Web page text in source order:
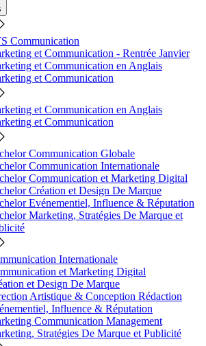
Communication
et Communication - Rentrée Janvier
et Communication en Anglais
et Communication
et Communication en Anglais
et Communication
Communication Globale
Communication Internationale
Communication et Marketing Digital
Création et Design De Marque
Evénementiel, Influence & Réputation
Marketing, Stratégies De Marque et
Internationale
et Marketing Digital
et Design De Marque
Artistique & Conception Rédaction
Influence & Réputation
Communication Management
Stratégies De Marque et Publicité